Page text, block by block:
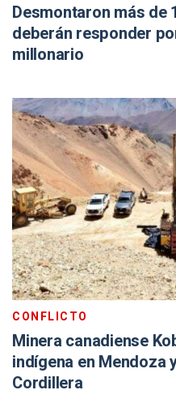
Desmontaron más de
deberán responder
millonario
CONFLICTO
Minera canadiense
indígena en Mendoza
Cordillera